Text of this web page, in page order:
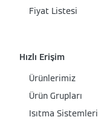
Fiyat Listesi
Hızlı Erişim
Ürünlerimiz
Ürün Grupları
Isıtma Sistemleri